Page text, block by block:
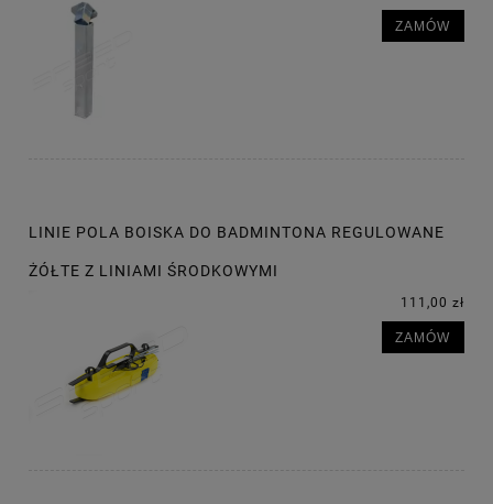
ZAMÓW
LINIE POLA BOISKA DO BADMINTONA REGULOWANE
ŻÓŁTE Z LINIAMI ŚRODKOWYMI
111,00 zł
ZAMÓW